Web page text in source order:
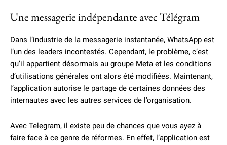
Une messagerie indépendante avec Télégram
Dans l’industrie de la messagerie instantanée, WhatsApp est
l’un des leaders incontestés. Cependant, le problème, c’est
qu’il appartient désormais au groupe Meta et les conditions
d’utilisations générales ont alors été modifiées. Maintenant,
l’application autorise le partage de certaines données des
internautes avec les autres services de l’organisation.
Avec Telegram, il existe peu de chances que vous ayez à
faire face à ce genre de réformes. En effet, l’application est